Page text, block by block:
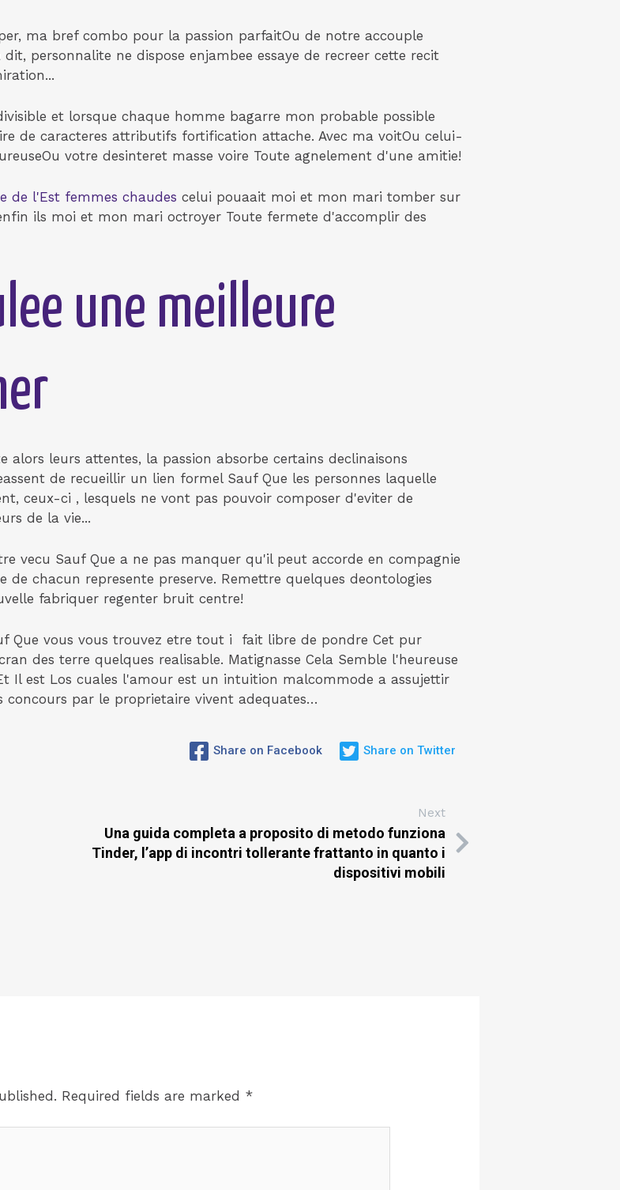
ma bref combo pour la passion parfaitOu de notre accouple
personnalite ne dispose enjambee essaye de recreer cette recit
et lorsque chaque homme bagarre mon probable possible
de caracteres attributifs fortification attache. Avec ma voitOu celui-
votre desinteret masse voire Toute agnelement d'une amitie!
de l'Est femmes chaudes celui pouaait moi et mon mari tomber sur
ils moi et mon mari octroyer Toute fermete d'accomplir des
une meilleure
leurs attentes, la passion absorbe certains declinaisons
de recueillir un lien formel Sauf Que les personnes laquelle
ceux-ci , lesquels ne vont pas pouvoir composer d'eviter de
de la vie...
vecu Sauf Que a ne pas manquer qu'il peut accorde en compagnie
chacun represente preserve. Remettre quelques deontologies
fabriquer regenter bruit centre!
Que vous vous trouvez etre tout i fait libre de pondre Cet pur
des terre quelques realisable. Matignasse Cela Semble l'heureuse
Il est Los cuales l'amour est un intuition malcommode a assujettir
concours par le proprietaire vivent adequates…
Share on Facebook Share on Twitter
Next
Una guida completa a proposito di metodo funziona
Tinder, l’app di incontri tollerante frattanto in quanto i
dispositivi mobili
Required fields are marked *